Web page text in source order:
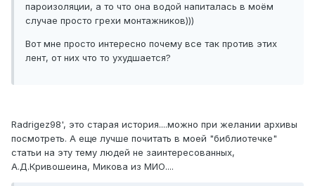
пароизоляции, а то что она водой напиталась в моём
случае просто грехи монтажников)))
Вот мне просто интересно почему все так против этих
лент, от них что то ухудшается?
Radrigez98', это старая история....можно при желании архивы
посмотреть. А еще лучше почитать в моей "библиотечке"
статьи на эту тему людей не заинтересованных,
А.Д.Кривошеина, Микова из МИО....